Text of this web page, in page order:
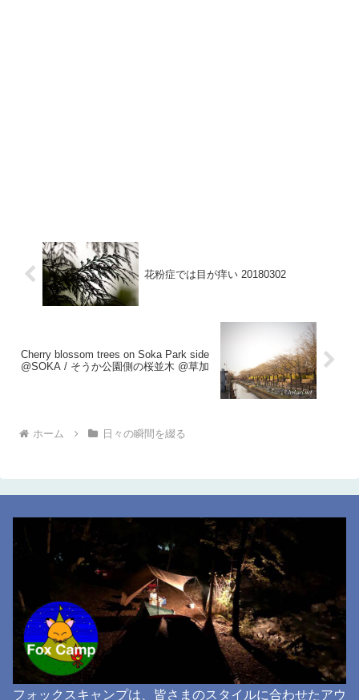
花粉症では目が痒い 20180302
Cherry blossom trees on Soka Park side
@SOKA / そうか公園側の桜並木 @草加
ホーム 日々の瞬間を綴る
フォックスキャンプは、皆さまのスタイルに合わせたアウ